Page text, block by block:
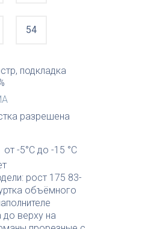
54
подкладка
разрешена
от -5°C до -15 °C
рост 175 83-
объёмного
до верху на